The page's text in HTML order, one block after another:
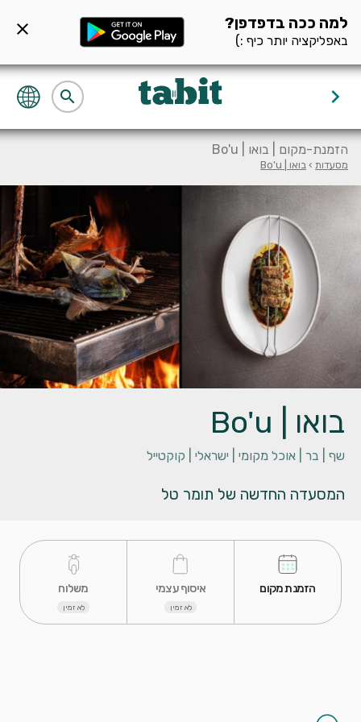
למה ככה בדפדפן?
באפליקציה יותר כיף :)
close
keyboard_arrow_right
search
הזמנת-מקום | בואו | Bo'u
מסעדות › בואו | Bo'u
בואו | Bo'u
שף | בר | אוכל מקומי | ישראלי | קוקטייל
המסעדה החדשה של תומר טל
לא זמין לא זמין